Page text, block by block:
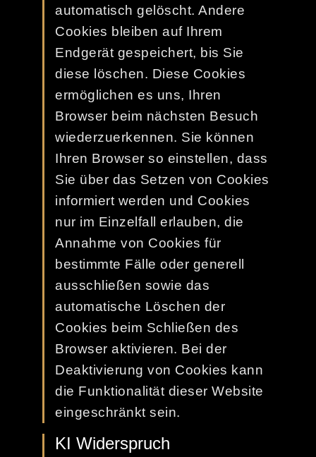
automatisch gelöscht. Andere
Cookies bleiben auf Ihrem
Endgerät gespeichert, bis Sie
diese löschen. Diese Cookies
ermöglichen es uns, Ihren
Browser beim nächsten Besuch
wiederzuerkennen. Sie können
Ihren Browser so einstellen, dass
Sie über das Setzen von Cookies
informiert werden und Cookies
nur im Einzelfall erlauben, die
Annahme von Cookies für
bestimmte Fälle oder generell
ausschließen sowie das
automatische Löschen der
Cookies beim Schließen des
Browser aktivieren. Bei der
Deaktivierung von Cookies kann
die Funktionalität dieser Website
eingeschränkt sein.
KI Widerspruch